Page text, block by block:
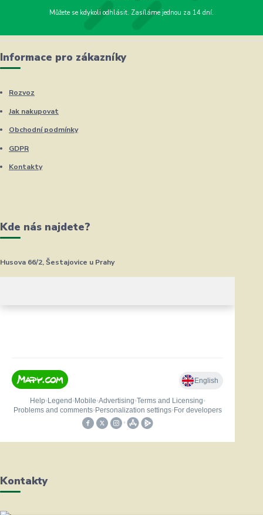
Můžete se kdykoli odhlásit. Zasíláme jednou za 14 dní.
Informace pro zákazníky
Rozvoz
Jak nakupovat
Obchodní podmínky
GDPR
Kontakty
Kde nás najdete?
Husova 66/2, Šestajovice u Prahy
Kontakty